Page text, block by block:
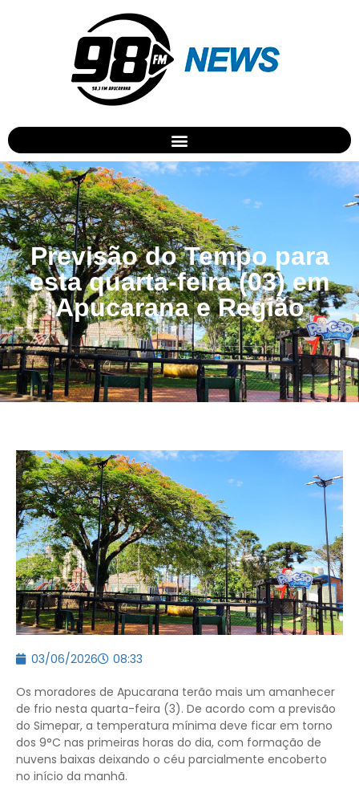
Previsão do Tempo para
esta quarta-feira (03) em
Apucarana e Região
03/06/2026 08:33
Os moradores de Apucarana terão mais um amanhecer
de frio nesta quarta-feira (3). De acordo com a previsão
do Simepar, a temperatura mínima deve ficar em torno
dos 9°C nas primeiras horas do dia, com formação de
nuvens baixas deixando o céu parcialmente encoberto
no início da manhã.